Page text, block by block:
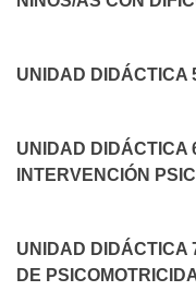
UNIDAD DIDÁCTICA
UNIDAD DIDÁCTICA
INTERVENCIÓN
UNIDAD DIDÁCTICA
DE